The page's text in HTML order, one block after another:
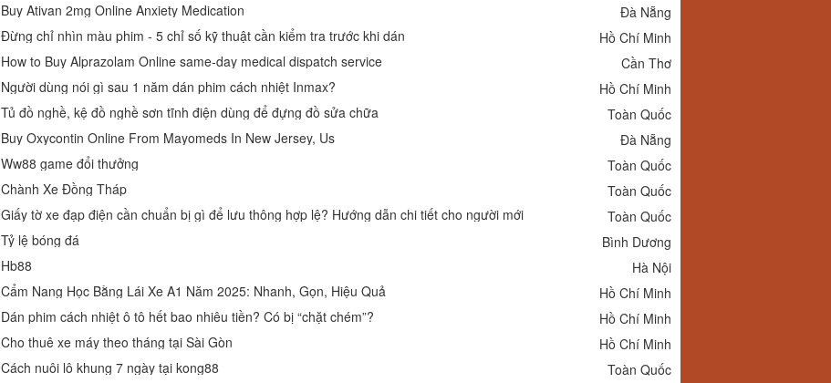
Buy Ativan 2mg Online Anxiety Medication
Đà Nẵng
Đừng chỉ nhìn màu phim - 5 chỉ số kỹ thuật cần kiểm tra trước khi dán
Hồ Chí Minh
How to Buy Alprazolam Online same-day medical dispatch service
Cần Thơ
Người dùng nói gì sau 1 năm dán phim cách nhiệt Inmax?
Hồ Chí Minh
Tủ đồ nghề, kệ đồ nghề sơn tĩnh điện dùng để đựng đồ sửa chữa
Toàn Quốc
Buy Oxycontin Online From Mayomeds In New Jersey, Us
Đà Nẵng
Ww88 game đổi thưởng
Toàn Quốc
Chành Xe Đồng Tháp
Toàn Quốc
Giấy tờ xe đạp điện cần chuẩn bị gì để lưu thông hợp lệ? Hướng dẫn chi tiết cho người mới
Toàn Quốc
Tỷ lệ bóng đá
Bình Dương
Hb88
Hà Nội
Cẩm Nang Học Bằng Lái Xe A1 Năm 2025: Nhanh, Gọn, Hiệu Quả
Hồ Chí Minh
Dán phim cách nhiệt ô tô hết bao nhiêu tiền? Có bị “chặt chém”?
Hồ Chí Minh
Cho thuê xe máy theo tháng tại Sài Gòn
Hồ Chí Minh
Cách nuôi lô khung 7 ngày tại kong88
Toàn Quốc